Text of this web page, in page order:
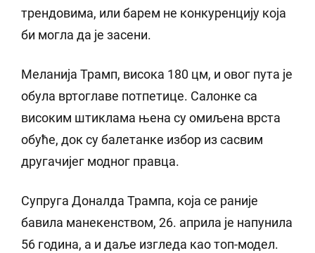
трендовима, или барем не конкуренцију која
би могла да је засени.
Меланија Трамп, висока 180 цм, и овог пута је
обула вртоглаве потпетице. Салонке са
високим штиклама њена су омиљена врста
обуће, док су балетанке избор из сасвим
другачијег модног правца.
Супруга Доналда Трампа, која се раније
бавила манекенством, 26. априла је напунила
56 година, а и даље изгледа као топ-модел.